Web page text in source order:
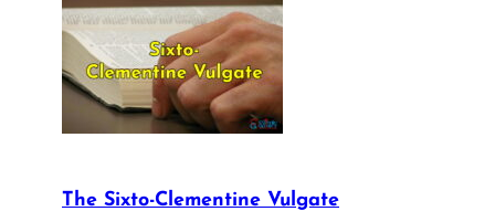
The Sixto-Clementine Vulgate